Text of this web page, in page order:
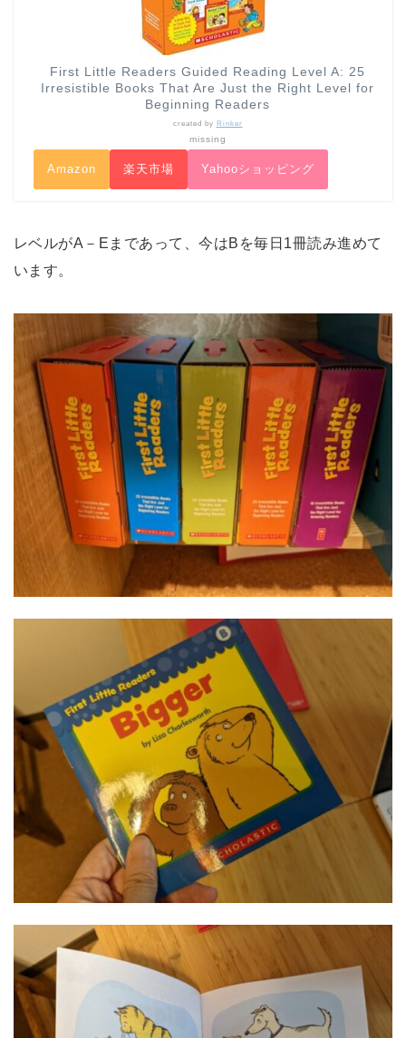
First Little Readers Guided Reading Level A: 25
Irresistible Books That Are Just the Right Level for
Beginning Readers
created by Rinker
missing
Amazon 楽天市場 Yahooショッピング
レベルがA－Eまであって、今はBを毎日1冊読み進めて
います。